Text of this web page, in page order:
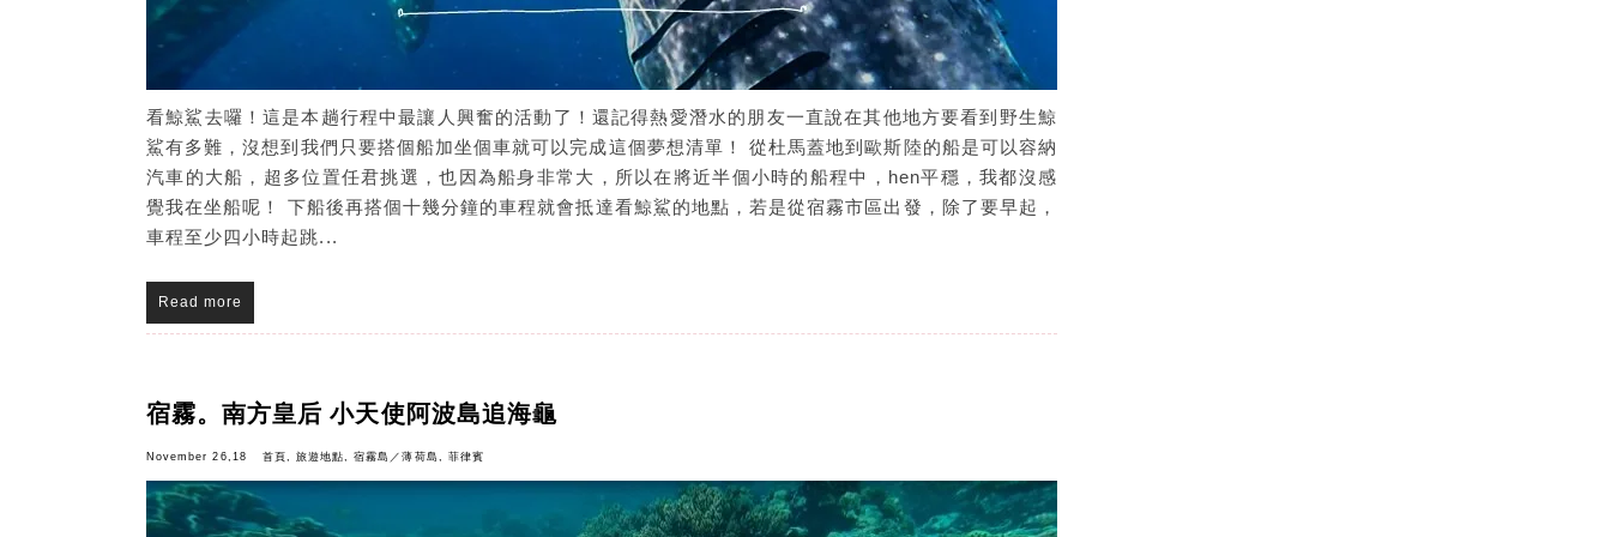
看鯨鯊去囉！這是本趟行程中最讓人興奮的活動了！還記得熱愛潛水的朋友一直說在其他地方要看到野生鯨
鯊有多難，沒想到我們只要搭個船加坐個車就可以完成這個夢想清單！ 從杜馬蓋地到歐斯陸的船是可以容納
汽車的大船，超多位置任君挑選，也因為船身非常大，所以在將近半個小時的船程中，hen平穩，我都沒感
覺我在坐船呢！ 下船後再搭個十幾分鐘的車程就會抵達看鯨鯊的地點，若是從宿霧市區出發，除了要早起，
車程至少四小時起跳...
Read more
宿霧。南方皇后 小天使阿波島追海龜
November 26,18 首頁 旅遊地點 ,宿霧島／薄荷島 菲律賓